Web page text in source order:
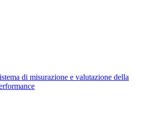
di misurazione e valutazione della